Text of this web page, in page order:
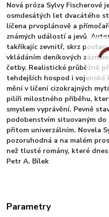
Nová próza Sylvy Fischerové
osmdesátých let dvacátého
líčena prvoplánově a
známých událostí a jevů.
takříkajíc zevnitř, skrz
vkládáním deníkových
četby. Realistické průběžně
tehdejších hospod i
mění v líčení cizokrajných
pilíři milostného příběhu,
smyslem vyprávění. Pevně
podobenstvím situovaným
přitom univerzálním. Novela
pozoruhodná a na malém
než tlusté romány, které
Petr A. Bílek
Parametry